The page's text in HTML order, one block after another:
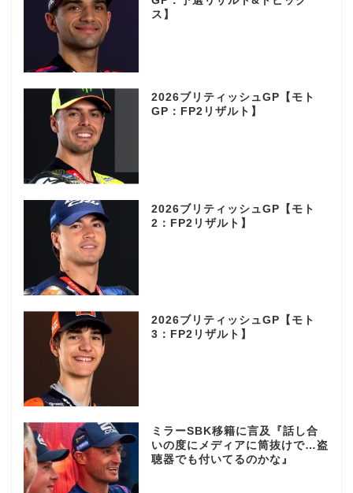
ス】
2026ブリティッシュGP【モト
GP：FP2リザルト】
2026ブリティッシュGP【モト
2：FP2リザルト】
2026ブリティッシュGP【モト
3：FP2リザルト】
ミラーSBK移籍に言及『話し合
いの度にメディアに筒抜けで…盗
聴器でも付いてるのかな』